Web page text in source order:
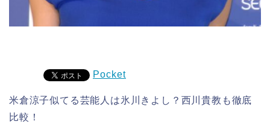
Pocket
米倉涼子似てる芸能人は氷川きよし？西川貴教も徹底
比較！